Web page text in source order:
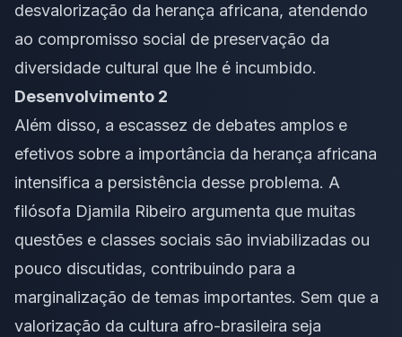
desvalorização da herança africana, atendendo
ao compromisso social de preservação da
diversidade cultural que lhe é incumbido.
Desenvolvimento 2
Além disso, a escassez de debates amplos e
efetivos sobre a importância da herança africana
intensifica a persistência desse problema. A
filósofa Djamila Ribeiro argumenta que muitas
questões e classes sociais são inviabilizadas ou
pouco discutidas, contribuindo para a
marginalização de temas importantes. Sem que a
valorização da cultura afro-brasileira seja